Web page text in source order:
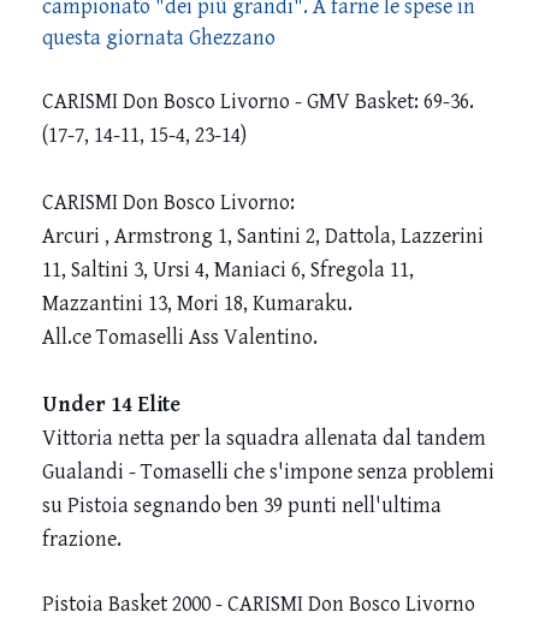
campionato "dei più grandi". A farne le spese in
questa giornata Ghezzano
CARISMI Don Bosco Livorno - GMV Basket: 69-36.
(17-7, 14-11, 15-4, 23-14)
CARISMI Don Bosco Livorno:
Arcuri , Armstrong 1, Santini 2, Dattola, Lazzerini
11, Saltini 3, Ursi 4, Maniaci 6, Sfregola 11,
Mazzantini 13, Mori 18, Kumaraku.
All.ce Tomaselli Ass Valentino.
Under 14 Elite
Vittoria netta per la squadra allenata dal tandem
Gualandi - Tomaselli che s'impone senza problemi
su Pistoia segnando ben 39 punti nell'ultima
frazione.
Pistoia Basket 2000 - CARISMI Don Bosco Livorno